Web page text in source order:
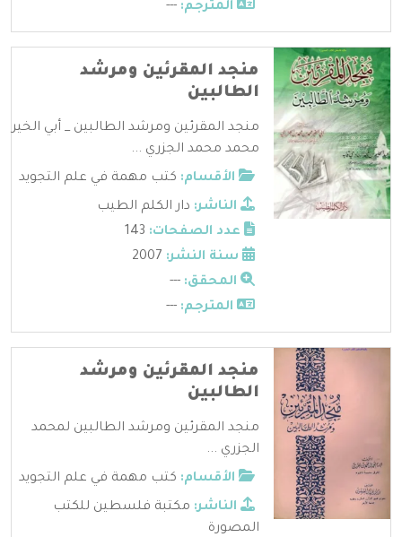
المترجم: ---
منجد المقرئين ومرشد
الطالبين
منجد المقرئين ومرشد الطالبين _ أبي الخير
محمد محمد الجزري ...
الأقسام: كتب مهمة في علم التجويد
الناشر: دار الكلم الطيب
عدد الصفحات:
سنة النشر:
المحقق: ---
المترجم: ---
منجد المقرئين ومرشد
الطالبين
منجد المقرئين ومرشد الطالبين لمحمد
الجزري ...
الأقسام: كتب مهمة في علم التجويد
الناشر: مكتبة فلسطين للكتب
المصورة